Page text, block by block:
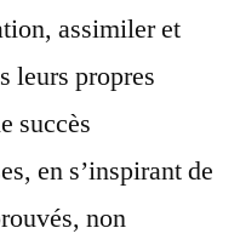
assimiler et
leurs propres
succès
en s’inspirant de
non